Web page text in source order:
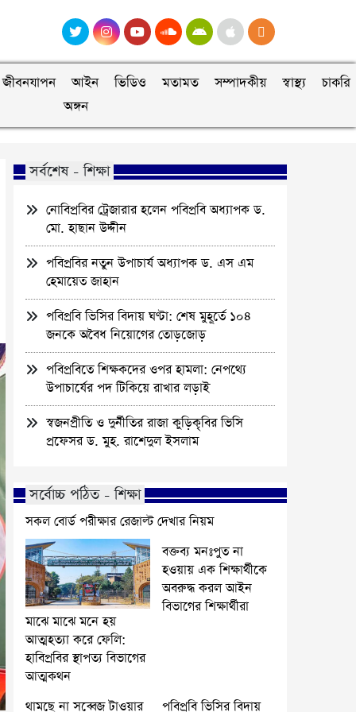
জীবনযাপন
আইন
অঙ্গন
ভিডিও মতামত সম্পাদকীয় স্বাস্থ্য চাকরি
সর্বশেষ - শিক্ষা
নোবিপ্রবির ট্রেজারার হলেন পবিপ্রবি অধ্যাপক ড.
মো. হাছান উদ্দীন
পবিপ্রবির নতুন উপাচার্য অধ্যাপক ড. এস এম
হেমায়েত জাহান
পবিপ্রবি ভিসির বিদায় ঘণ্টা: শেষ মুহূর্তে ১০৪
জনকে অবৈধ নিয়োগের তোড়জোড়
পবিপ্রবিতে শিক্ষকদের ওপর হামলা: নেপথ্যে
উপাচার্যের পদ টিকিয়ে রাখার লড়াই
স্বজনপ্রীতি ও দুর্নীতির রাজা কুড়িকৃবির ভিসি
প্রফেসর ড. মুহ. রাশেদুল ইসলাম
সর্বোচ্চ পঠিত - শিক্ষা
সকল বোর্ড পরীক্ষার রেজাল্ট দেখার নিয়ম
মাঝে মাঝে মনে হয়
আত্মহত্যা করে ফেলি:
হাবিপ্রবির স্থাপত্য বিভাগের
আত্মকথন
বক্তব্য মনঃপুত না
হওয়ায় এক শিক্ষার্থীকে
অবরুদ্ধ করল আইন
বিভাগের শিক্ষার্থীরা
থামছে না সব্বেজ টাওয়ার
পবিপ্রবি ভিসির বিদায়